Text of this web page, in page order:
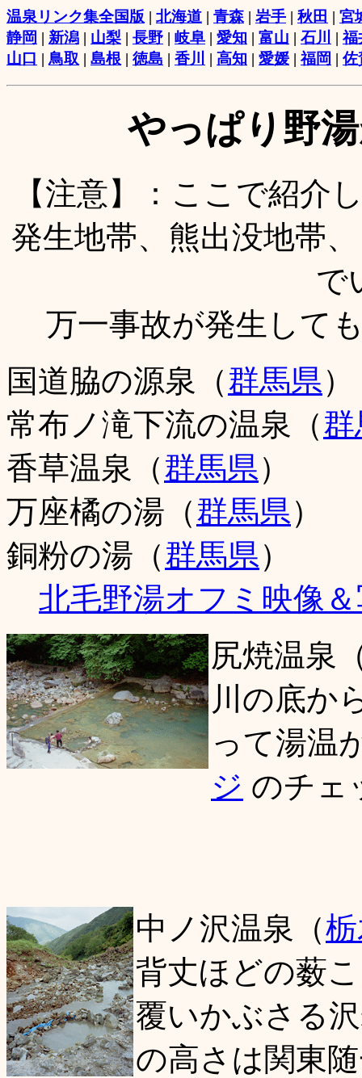
温泉リンク集全国版 | 北海道 | 青森 | 岩手 | 秋田 | 宮
静岡 | 新潟 | 山梨 | 長野 | 岐阜 | 愛知 | 富山 | 石川 |福
山口 | 鳥取 | 島根 | 徳島 | 香川 | 高知 | 愛媛 |福岡 | 佐
やっぱり野
【注意】：ここで紹介
発生地帯、熊出没地帯
で
万一事故が発生して
国道脇の源泉（群馬県）
常布ノ滝下流の温泉（
香草温泉（群馬県）
万座橘の湯（群馬県）
銅粉の湯（群馬県）
北毛野湯オフミ映像
尻焼温泉
川の底か
って湯温
ジ のチェ
中ノ沢温泉（
背丈ほどの薮
覆いかぶさる
の高さは関東